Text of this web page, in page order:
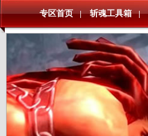
专区首页 | 斩魂工具箱 |